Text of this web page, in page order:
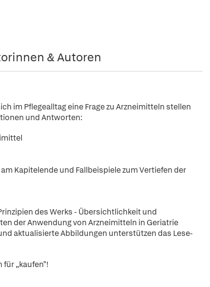
& Autoren
im Pflegealltag eine Frage zu Arzneimitteln stellen
und Antworten:
Kapitelende und Fallbeispiele zum Vertiefen der
des Werks - Übersichtlichkeit und
der Anwendung von Arzneimitteln in Geriatrie
aktualisierte Abbildungen unterstützen das Lese-
„kaufen"!